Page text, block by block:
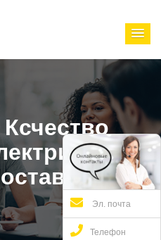
Эл. почта
Телефон